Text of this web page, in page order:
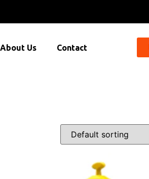
About Us Contact